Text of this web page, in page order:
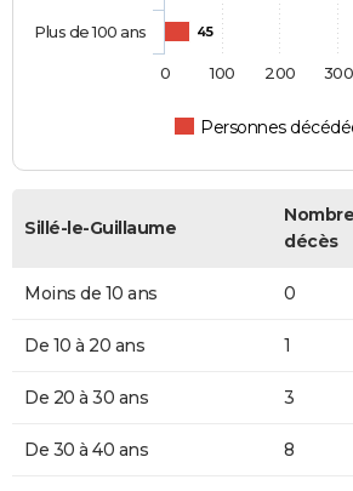
45
Personnes
Plus de 100 ans
0 100 200 300
Sillé-le-Guillaume
décès
Moins de 10 ans 0
De 10 à 20 ans 1
De 20 à 30 ans 3
De 30 à 40 ans 8